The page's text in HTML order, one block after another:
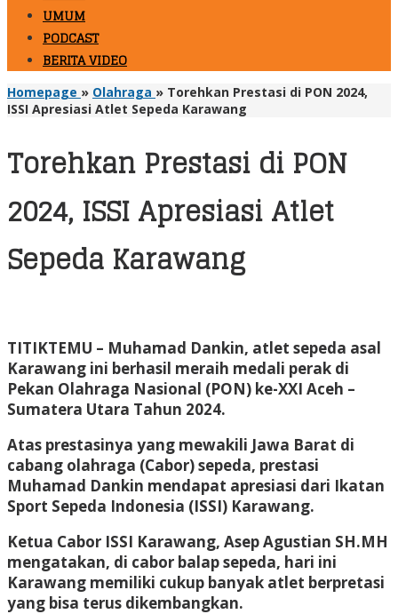
UMUM
PODCAST
BERITA VIDEO
Homepage » Olahraga » Torehkan Prestasi di PON 2024,
ISSI Apresiasi Atlet Sepeda Karawang
Torehkan Prestasi di PON
2024, ISSI Apresiasi Atlet
Sepeda Karawang
TITIKTEMU – Muhamad Dankin, atlet sepeda asal
Karawang ini berhasil meraih medali perak di
Pekan Olahraga Nasional (PON) ke-XXI Aceh –
Sumatera Utara Tahun 2024.
Atas prestasinya yang mewakili Jawa Barat di
cabang olahraga (Cabor) sepeda, prestasi
Muhamad Dankin mendapat apresiasi dari Ikatan
Sport Sepeda Indonesia (ISSI) Karawang.
Ketua Cabor ISSI Karawang, Asep Agustian SH.MH
mengatakan, di cabor balap sepeda, hari ini
Karawang memiliki cukup banyak atlet berpretasi
yang bisa terus dikembangkan.